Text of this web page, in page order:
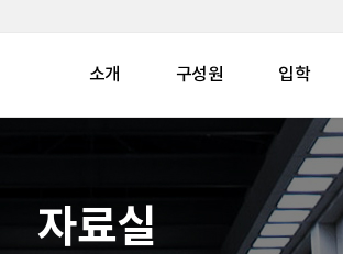
소개 구성원 입학
자료실